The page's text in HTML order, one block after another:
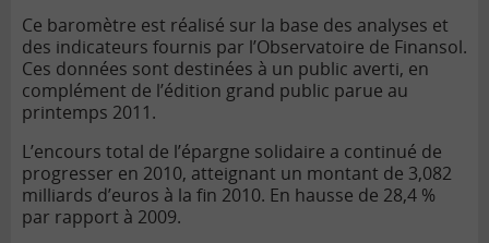
Ce baromètre est réalisé sur la base des analyses et
des indicateurs fournis par l’Observatoire de Finansol.
Ces données sont destinées à un public averti, en
complément de l’édition grand public parue au
printemps 2011.
L’encours total de l’épargne solidaire a continué de
progresser en 2010, atteignant un montant de 3,082
milliards d’euros à la fin 2010. En hausse de 28,4 %
par rapport à 2009.